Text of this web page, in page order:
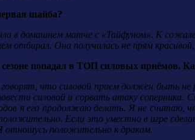
шайба?
в домашнем матче с «Тайфуном». К
отбирал. Она получилась не прям
попадал в ТОП силовых приёмов.
что силовой прием должен быть
силовой и сорвать атаку соперника.
я его продолжаю делать. Я не считаю,
Если это уместно в игре
отношусь положительно к дракам.